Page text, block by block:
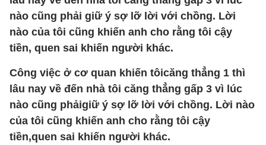
nào cũng phải giữ ý sợ lỡ lời với chồng. Lời
nào của tôi cũng khiến anh cho rằng tôi cậy
tiền, quen sai khiến người khác.
Công việc ở cơ quan khiến tôicăng thẳng 1 thì
lâu nay về đến nhà tôi căng thẳng gấp 3 vì lúc
nào cũng phảigiữ ý sợ lỡ lời với chồng. Lời nào
của tôi cũng khiến anh cho rằng tôi cậy
tiền,quen sai khiến người khác.